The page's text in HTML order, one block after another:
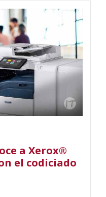
a Xerox®
el codiciado